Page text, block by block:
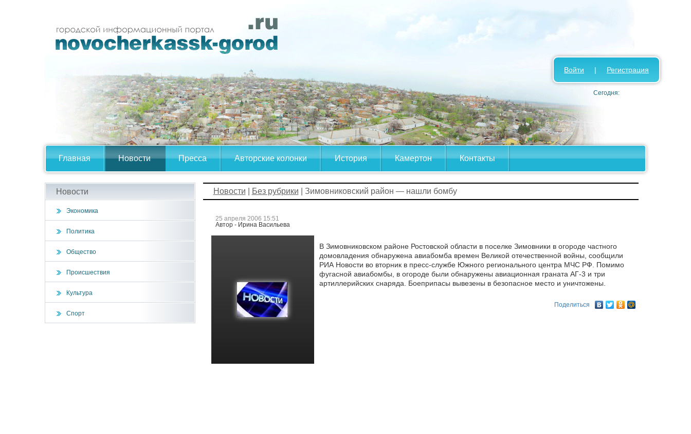
Главная Новости Пресса Авторские колонки История Камертон Контакты
Войти | Регистрация
Сегодня:
Новости
Экономика
Политика
Общество
Происшествия
Культура
Спорт
Новости Без рубрики | Зимовниковский район — нашли бомбу
25 апреля 2006 15:51
Автор - Ирина Васильева
В Зимовниковском районе Ростовской области в поселке Зимовники в огороде частного
домовладения обнаружена авиабомба времен Великой отечественной войны, сообщили
РИА Новости во вторник в пресс-службеЮжного регионального центра МЧС РФ. Помимо
фугасной авиабомбы, в огороде были обнаружены авиационная граната АГ-3 и три
артиллерийских снаряда. Боеприпасы вывезены в безопасное место и уничтожены.
Поделиться